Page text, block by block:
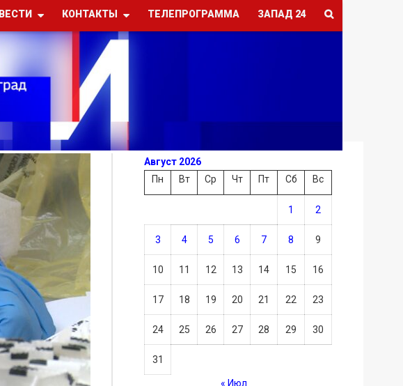
ВЕСТИ КОНТАКТЫ ТЕЛЕПРОГРАММА ЗАПАД 24
Август 2026
Пн
Вт Ср Чт Пт Сб Вс
1 2
3 4 5 6 7 8 9
10 11 12 13 14 15 16
17 18 19 20 21 22 23
24 25 26 27 28 29 30
31
« Июл